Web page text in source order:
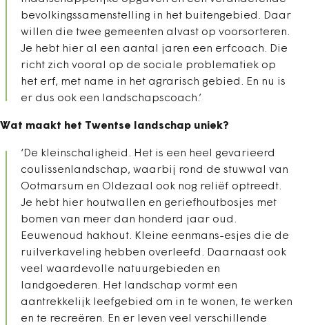
bevolkingssamenstelling in het buitengebied. Daar
willen die twee gemeenten alvast op voorsorteren.
Je hebt hier al een aantal jaren een erfcoach. Die
richt zich vooral op de sociale problematiek op
het erf, met name in het agrarisch gebied. En nu is
er dus ook een landschapscoach.’
Wat maakt het Twentse landschap uniek?
‘De kleinschaligheid. Het is een heel gevarieerd
coulissenlandschap, waarbij rond de stuwwal van
Ootmarsum en Oldezaal ook nog reliëf optreedt.
Je hebt hier houtwallen en geriefhoutbosjes met
bomen van meer dan honderd jaar oud.
Eeuwenoud hakhout. Kleine eenmans-esjes die de
ruilverkaveling hebben overleefd. Daarnaast ook
veel waardevolle natuurgebieden en
landgoederen. Het landschap vormt een
aantrekkelijk leefgebied om in te wonen, te werken
en te recreëren. En er leven veel verschillende